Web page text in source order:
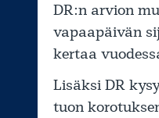
DR:n arvion
vapaapäivän
kertaa
Lisäksi DR
tuon